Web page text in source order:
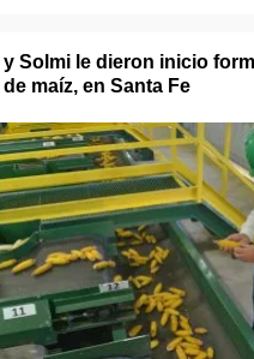
y Solmi le dieron inicio
maíz, en Santa Fe